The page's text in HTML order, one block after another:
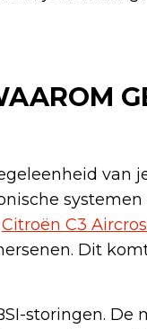
van
Citroën C3
Dit
storingen. De